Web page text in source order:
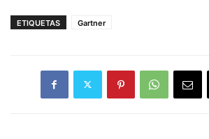
ETIQUETAS Gartner